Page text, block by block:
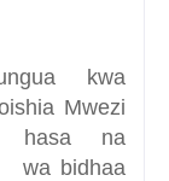
kwa
Mwezi
hasa na
wa bidhaa